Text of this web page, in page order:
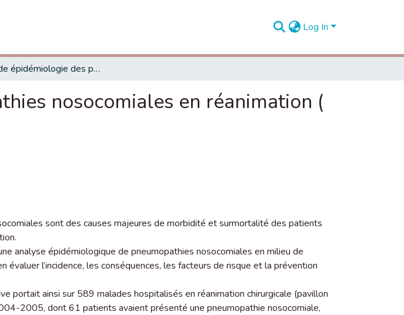
Log In
Etude épidémiologie des pneumopathies nosocomiales en réanimation ( 2004 - 2005 )
nosocomiales en réanimation (
sont des causes majeures de morbidité et surmortalité des patients
analyse épidémiologique de pneumopathies nosocomiales en milieu de
évaluer l’incidence, les conséquences, les facteurs de risque et la prévention
portait ainsi sur 589 malades hospitalisés en réanimation chirurgicale (pavillon
2005, dont 61 patients avaient présenté une pneumopathie nosocomiale,